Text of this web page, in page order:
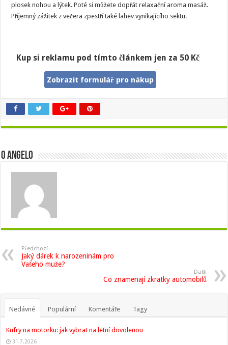
plosek nohou a lýtek. Poté si můžete dopřát relaxační aroma masáž.
Příjemný zážitek z večera zpestří také lahev vynikajícího sektu.
Kup si reklamu pod tímto článkem jen za 50 Kč
Zobrazit formulář pro nákup
O Angelo
Předchozí
Jaký dárek k narozeninám pro
Vašeho muže?
Další
Co znamenají zkratky automobilů
Nedávné Populární Komentáře Tagy
Kufry na motorku: jak vybrat na letní dovolenou
31.7.2026